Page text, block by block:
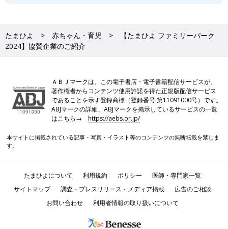
たまひよ 赤ちゃん・育児
【たまひよ ファミリーパーク
2024】協賛企業のご紹介
ＡＢＪマークは、この電子書店・電子書籍配信サービスが、
著作権者からコンテンツ使用許諾を得た正規版配信サービス
であることを示す登録商標（登録番号 第11091000号）です。
ABJマークの詳細、ABJマークを掲示しているサービスの一覧
はこちら→https://aebs.or.jp/
本サイトに掲載されている記事・写真・イラスト等のコンテンツの無断転載を禁じま
す。
たまひよについて 利用規約 ポリシー
医師・専門家一覧
サイトマップ
調査・プレスリリース・メディア掲載
広告のご相談
お問い合わせ
利用者情報の取り扱いについて